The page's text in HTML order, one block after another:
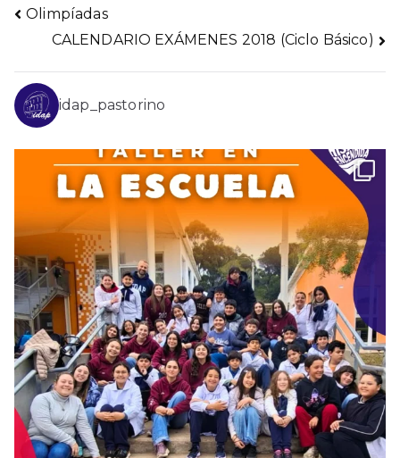
Navegación
entradas
Olimpíadas
CALENDARIO EXÁMENES 2018 (Ciclo Básico)
idap_pastorino